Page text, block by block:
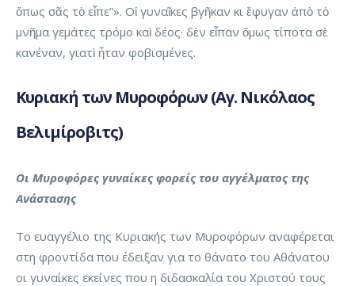
ὅπως σᾶς τὸ εἶπε”». Οἱ γυναῖκες βγῆκαν κι ἔφυγαν ἀπὸ τὸ
μνῆμα γεμάτες τρόμο καὶ δέος· δὲν εἶπαν ὅμως τίποτα σὲ
κανέναν, γιατὶ ἦταν φοβισμένες.
Κυριακή των Μυροφόρων (Αγ. Νικόλαος
Βελιμίροβιτς)
Οι Μυροφόρες γυναίκες φορείς του αγγέλματος της
Ανάστασης
Το ευαγγέλιο της Κυριακής των Μυροφόρων αναφέρεται
στη φροντίδα που έδειξαν για το θάνατο του Αθάνατου
οι γυναίκες εκείνες που η διδασκαλία του Χριστού τους